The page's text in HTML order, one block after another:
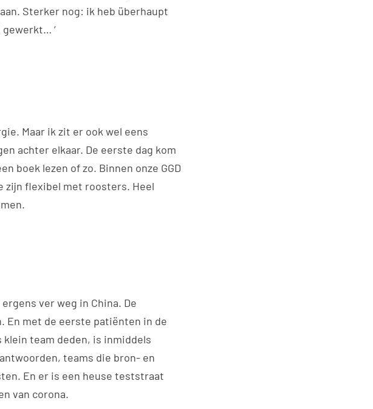
Sterker nog: ik heb überhaupt
‘
Maar ik zit er ook wel eens
achter elkaar. De eerste dag kom
boek lezen of zo. Binnen onze GGD
zijn flexibel met roosters. Heel
ver weg in China. De
En met de eerste patiënten in de
klein team deden, is inmiddels
teams die bron- en
En er is een heuse teststraat
van corona.